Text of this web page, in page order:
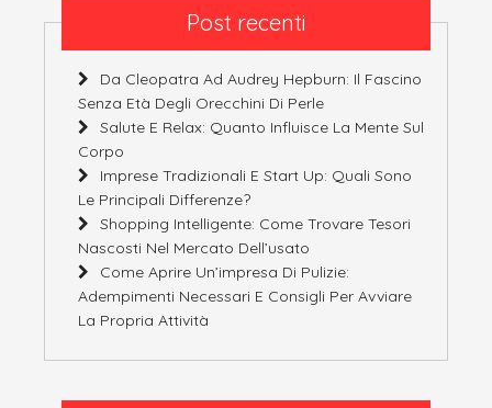
Post recenti
Da Cleopatra Ad Audrey Hepburn: Il Fascino
Senza Età Degli Orecchini Di Perle
Salute E Relax: Quanto Influisce La Mente Sul
Corpo
Imprese Tradizionali E Start Up: Quali Sono
Le Principali Differenze?
Shopping Intelligente: Come Trovare Tesori
Nascosti Nel Mercato Dell’usato
Come Aprire Un’impresa Di Pulizie:
Adempimenti Necessari E Consigli Per Avviare
La Propria Attività